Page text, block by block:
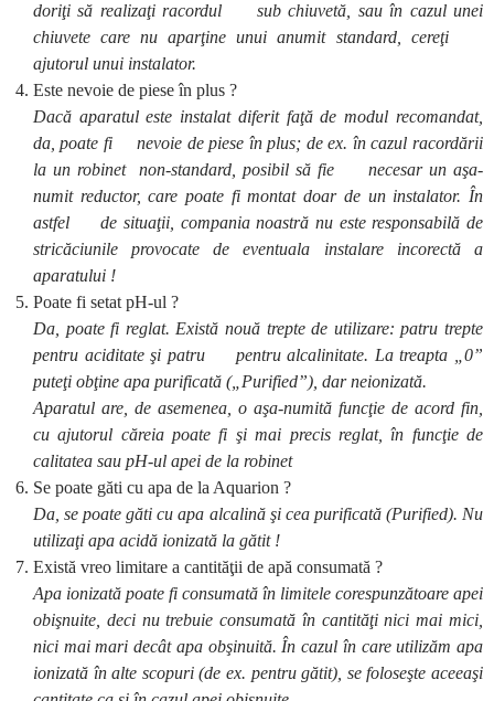
doriţi să realizaţi racordul sub chiuvetă, sau în cazul unei
chiuvete care nu aparţine unui anumit standard, cereţi
ajutorul unui instalator.
Este nevoie de piese în plus ?
Dacă aparatul este instalat diferit faţă de modul recomandat,
da, poate fi nevoie de piese în plus; de ex. în cazul racordării
la un robinet non-standard, posibil să fie necesar un aşa-
numit reductor, care poate fi montat doar de un instalator. În
astfel de situaţii, compania noastră nu este responsabilă de
stricăciunile provocate de eventuala instalare incorectă a
aparatului !
Poate fi setat pH-ul ?
Da, poate fi reglat. Există nouă trepte de utilizare: patru trepte
pentru aciditate şi patru pentru alcalinitate. La treapta „0”
puteţi obţine apa purificată („Purified”), dar neionizată.
Aparatul are, de asemenea, o aşa-numită funcţie de acord fin,
cu ajutorul căreia poate fi şi mai precis reglat, în funcţie de
calitatea sau pH-ul apei de la robinet
Se poate găti cu apa de la Aquarion ?
Da, se poate găti cu apa alcalină şi cea purificată (Purified). Nu
utilizaţi apa acidă ionizată la gătit !
Există vreo limitare a cantităţii de apă consumată ?
Apa ionizată poate fi consumată în limitele corespunzătoare apei
obişnuite, deci nu trebuie consumată în cantităţi nici mai mici,
nici mai mari decât apa obşinuită. În cazul în care utilizăm apa
ionizată în alte scopuri (de ex. pentru gătit), se foloseşte aceeaşi